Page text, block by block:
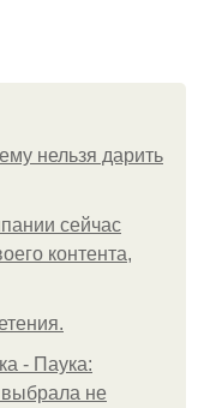
нельзя дарить
сейчас
контента,
- Паука:
не